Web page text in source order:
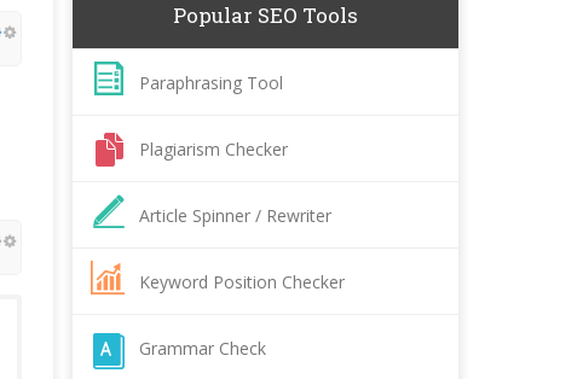
Popular SEO Tools
Paraphrasing Tool
Plagiarism Checker
Article Spinner / Rewriter
Keyword Position Checker
Grammar Check